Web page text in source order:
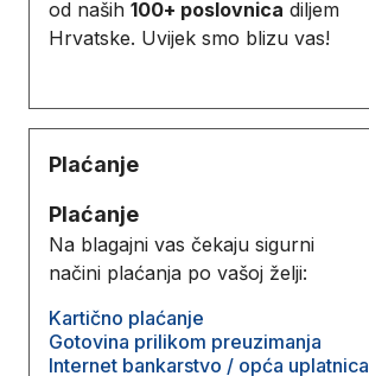
od naših 100+ poslovnica diljem
Hrvatske. Uvijek smo blizu vas!
Plaćanje
Plaćanje
Na blagajni vas čekaju sigurni
načini plaćanja po vašoj želji:
Kartično plaćanje
Gotovina prilikom preuzimanja
Internet bankarstvo / opća uplatnica